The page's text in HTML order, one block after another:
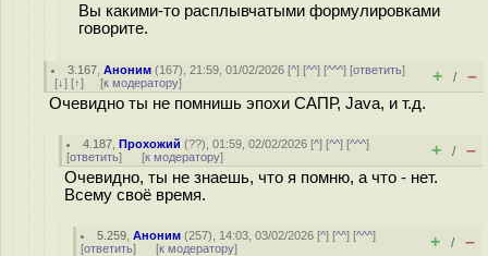
Вы какими-то расплывчатыми формулировками
говорите.
3.167 ,Аноним (167), 21:59, 01/02/2026 [^] [^^] [^^^] [ответить]
[↓] [↑] [к модератору] + / –
Очевидно ты не помнишь эпохи САПР, Java, и т.д.
4.187 ,Прохожий (??), 01:59, 02/02/2026 [^] [^^] [^^^]
[ответить] [к модератору] + / –
Очевидно, ты не знаешь, что я помню, а что - нет.
Всему своё время.
5.259 ,Аноним (257), 14:03, 03/02/2026 [^] [^^] [^^^]
[ответить] [к модератору] + / –